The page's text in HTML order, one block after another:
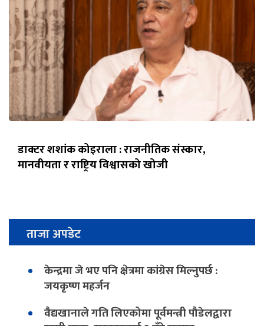
डाक्टर शशांक कोइराला : राजनीतिक संस्कार,
मानवीयता र राष्ट्रिय विश्वासको खोजी
ताजा अपडेट
केन्द्रमा जे भए पनि क्षेत्रमा कांग्रेस मिल्नुपर्छ :
जयकृष्ण महर्जन
वैद्यखानाले गति लिएकोमा पूर्वमन्त्री पौडेलद्वारा